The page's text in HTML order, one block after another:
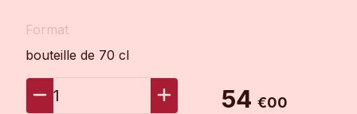
Format
bouteille de 70 cl
1 54€00